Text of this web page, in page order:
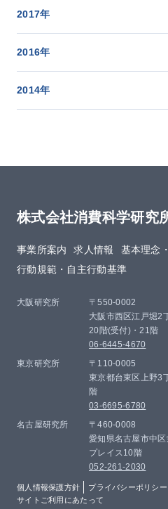
2017年
2016年
2014年
株式会社消費科学研究
事業所案内 求人情報
基本理念
行動規範・自主行動基準
大阪研究所
〒550-0002
大阪市西区江戸堀
20階(受付)・21階
06-6445-4670
東京研究所
〒110-0005
東京都台東区上野
階
03-6695-6780
名古屋研究所
〒460-0008
愛知県名古屋市中
プレイス10階
052-261-2030
個人情報保護方針 プライバシーポリシー
サイトご利用にあたって